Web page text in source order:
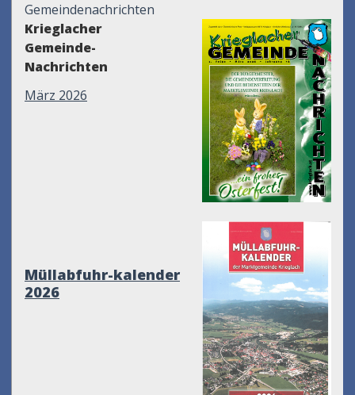
Gemeindenachrichten
Krieglacher
Gemeinde-
Nachrichten
März 2026
Müllabfuhr-kalender
2026